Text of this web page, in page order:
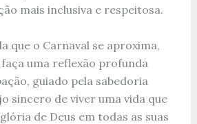
mais inclusiva e respeitosa.
que o Carnaval se aproxima,
uma reflexão profunda
guiado pela sabedoria
sincero de viver uma vida que
de Deus em todas as suas